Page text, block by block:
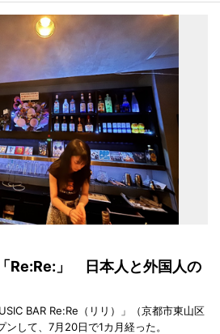
Re:Re:」 日本人と外国人の
BAR Re:Re（リリ）」（京都市東山区
して、7月20日で1カ月経った。